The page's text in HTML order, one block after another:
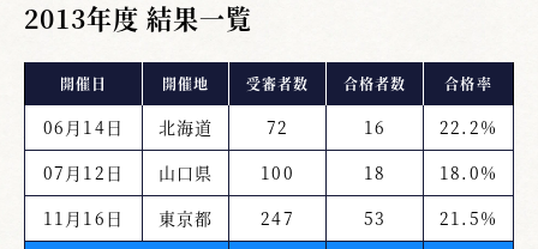
2013年度 結果一覧
開催日 開催地 受審者数 合格者数 合格率
06月14日 北海道 72 16
22.2%
07月12日
山口県 100 18
18.0%
11月16日
東京都 247 53
21.5%